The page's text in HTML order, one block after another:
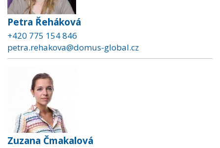
Petra Řeháková
+420 775 154 846
petra.rehakova@domus-global.cz
Zuzana Čmakalová